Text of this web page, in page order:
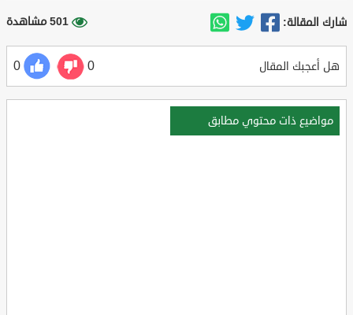
شارك المقالة: 501 مشاهدة
هل أعجبك المقال 0
0
مواضيع ذات محتوي مطابق